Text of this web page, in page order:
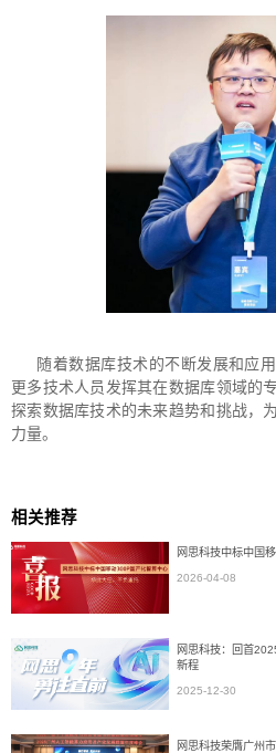
随着数据库技术的不断发展和应
更多技术人员发挥其在数据库领域的
探索数据库技术的未来趋势和挑战，
力量。
相关推荐
网思科技中标中国
2026-04-08
网思科技：回首
新程
2025-12-30
网思科技荣膺广州